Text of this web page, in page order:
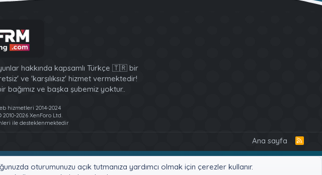
hakkında kapsamlı Türkçe 🇹🇷 bir
ve 'karşılıksız' hizmet vermektedir!
bağımız ve başka şubemiz yoktur..
hizmetleri 2014-2024
2010-2026 XenForo Ltd.
ile desteklenmektedir
Ana sayfa
R
S
oturumunuzu açık tutmanıza yardımcı olmak için çerezler kullanır.